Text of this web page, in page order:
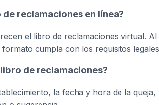
reclamaciones en línea?
el libro de reclamaciones virtual.
cumpla con los requisitos
de reclamaciones?
la fecha y hora de la